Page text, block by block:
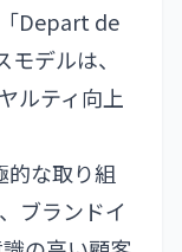
Depart de
デルは、
ルティ向上
的な取り組
ブランドイ